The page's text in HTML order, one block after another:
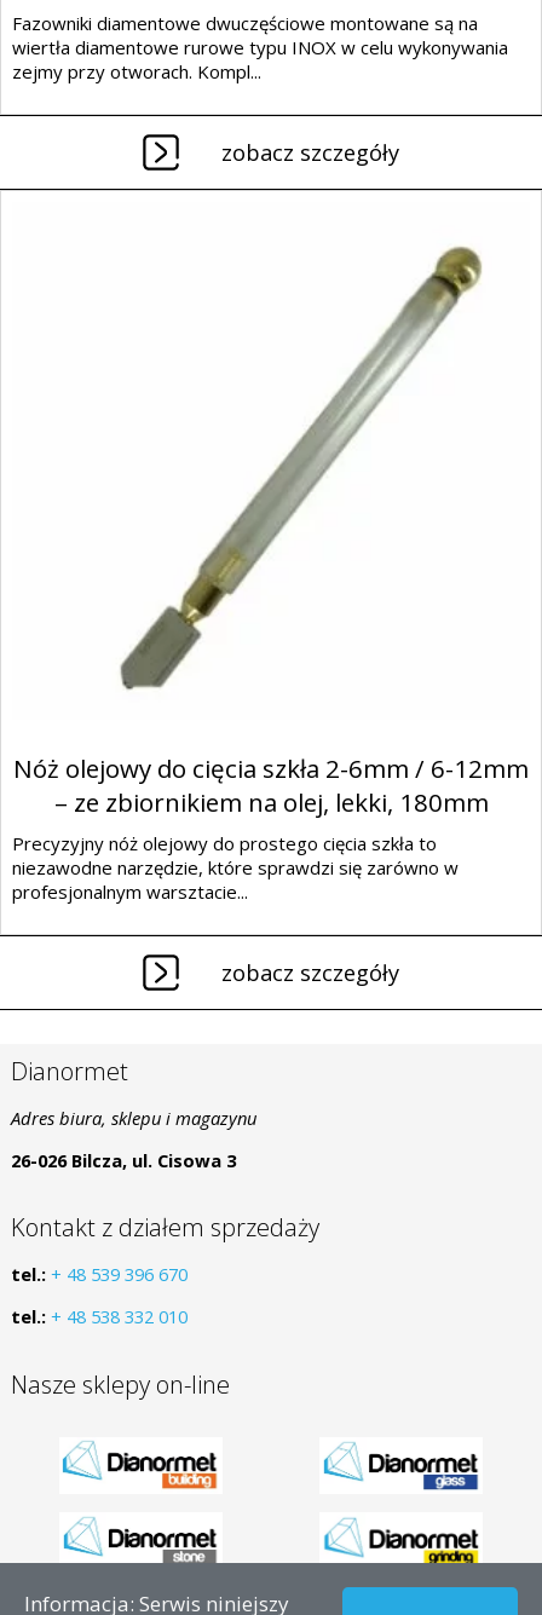
Fazowniki diamentowe dwuczęściowe montowane są na
wiertła diamentowe rurowe typu INOX w celu wykonywania
zejmy przy otworach. Kompl...
zobacz szczegóły
Nóż olejowy do cięcia szkła 2-6mm / 6-12mm
– ze zbiornikiem na olej, lekki, 180mm
Precyzyjny nóż olejowy do prostego cięcia szkła to
niezawodne narzędzie, które sprawdzi się zarówno w
profesjonalnym warsztacie...
zobacz szczegóły
Dianormet
Adres biura, sklepu i magazynu
26-026 Bilcza, ul. Cisowa 3
Kontakt z działem sprzedaży
tel.: + 48 539 396 670
tel.: + 48 538 332 010
Nasze sklepy on-line
Informacja: Serwis niniejszy